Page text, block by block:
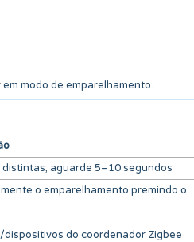
modo de emparelhamento.
aguarde 5–10 segundos
o emparelhamento premindo o
do coordenador Zigbee